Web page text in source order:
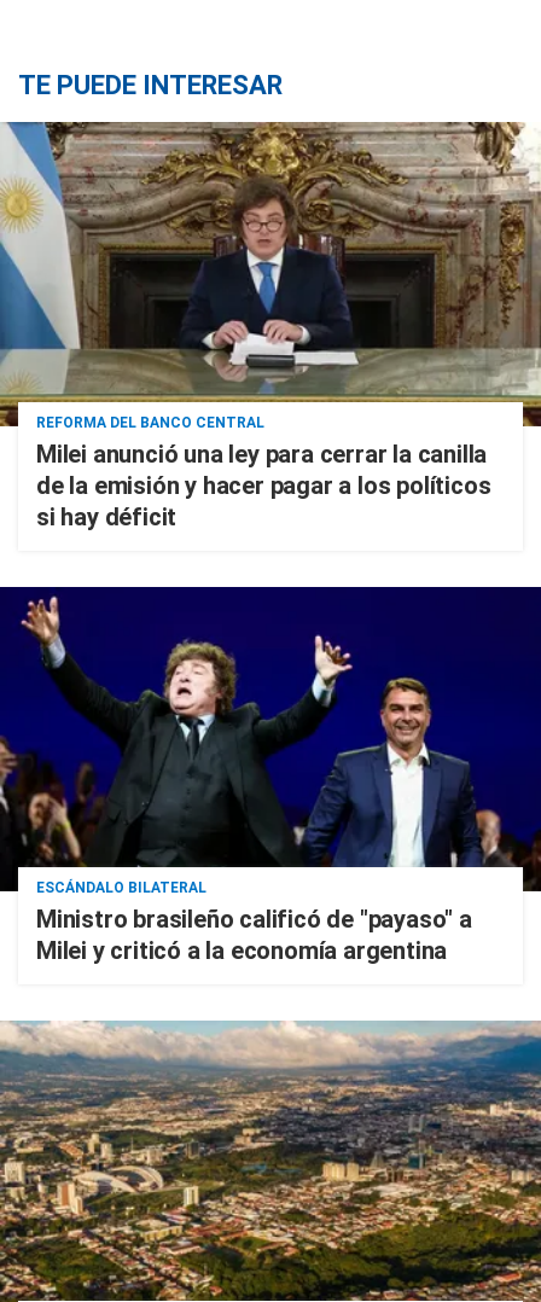
TE PUEDE INTERESAR
REFORMA DEL BANCO CENTRAL
Milei anunció una ley para cerrar la canilla
de la emisión y hacer pagar a los políticos
si hay déficit
ESCÁNDALO BILATERAL
Ministro brasileño calificó de "payaso" a
Milei y criticó a la economía argentina